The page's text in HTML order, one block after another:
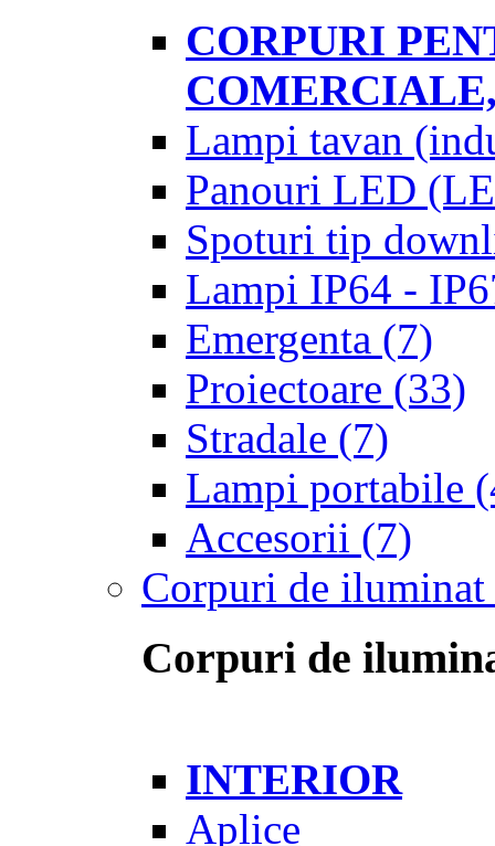
CORPURI
Lampi tavan
Panouri LED
Spoturi tip
Lampi IP64 -
Emergenta (7)
Proiectoare (33)
Stradale (7)
Lampi portabile
Accesorii (7)
Corpuri de iluminat
Corpuri de
INTERIOR
Aplice